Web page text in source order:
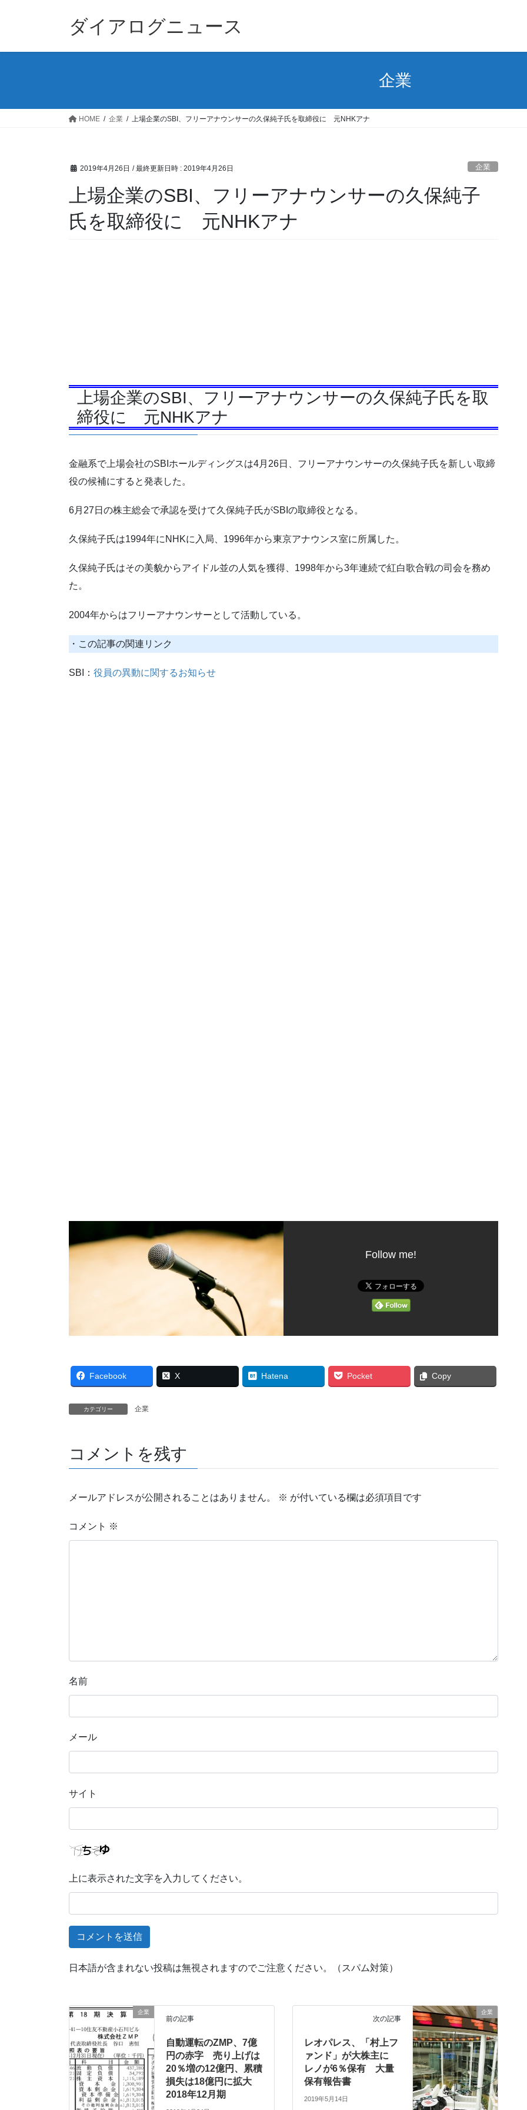
ダイアログニュース
企業
HOME 企業 上場企業のSBI、フリーアナウンサーの久保純子氏を取締役に 元NHKアナ
2019年4月26日 / 最終更新日時 : 2019年4月26日 企業
上場企業のSBI、フリーアナウンサーの久保純子
氏を取締役に 元NHKアナ
上場企業のSBI、フリーアナウンサーの久保純子氏を取
締役に 元NHKアナ
金融系で上場会社のSBIホールディングスは4月26日、フリーアナウンサーの久保純子氏を新しい取締
役の候補にすると発表した。
6月27日の株主総会で承認を受けて久保純子氏がSBIの取締役となる。
久保純子氏は1994年にNHKに入局、1996年から東京アナウンス室に所属した。
久保純子氏はその美貌からアイドル並の人気を獲得、1998年から3年連続で紅白歌合戦の司会を務め
た。
2004年からはフリーアナウンサーとして活動している。
・この記事の関連リンク
SBI： 役員の異動に関するお知らせ
Follow me!
Facebook X Hatena Pocket Copy
カテゴリー 企業
コメントを残す
メールアドレスが公開されることはありません。 ※ が付いている欄は必須項目です
コメント ※
名前
メール
サイト
上に表示された文字を入力してください。
日本語が含まれない投稿は無視されますのでご注意ください。（スパム対策）
企業
前の記事
自動運転のZMP、7億
円の赤字 売り上げは
20％増の12億円、累積
損失は18億円に拡大
2018年12月期
企業
次の記事
レオパレス、「村上フ
ァンド」が大株主に
レノが6％保有 大量
保有報告書
2019年5月14日